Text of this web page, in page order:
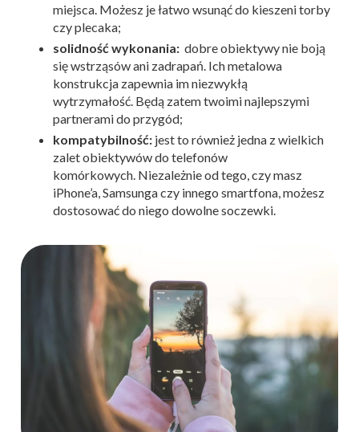
miejsca. Możesz je łatwo wsunąć do kieszeni torby
czy plecaka;
solidność wykonania: dobre obiektywy nie boją
się wstrząsów ani zadrapań. Ich metalowa
konstrukcja zapewnia im niezwykłą
wytrzymałość. Będą zatem twoimi najlepszymi
partnerami do przygód;
kompatybilność: jest to również jedna z wielkich
zalet obiektywów do telefonów
komórkowych. Niezależnie od tego, czy masz
iPhone’a, Samsunga czy innego smartfona, możesz
dostosować do niego dowolne soczewki.